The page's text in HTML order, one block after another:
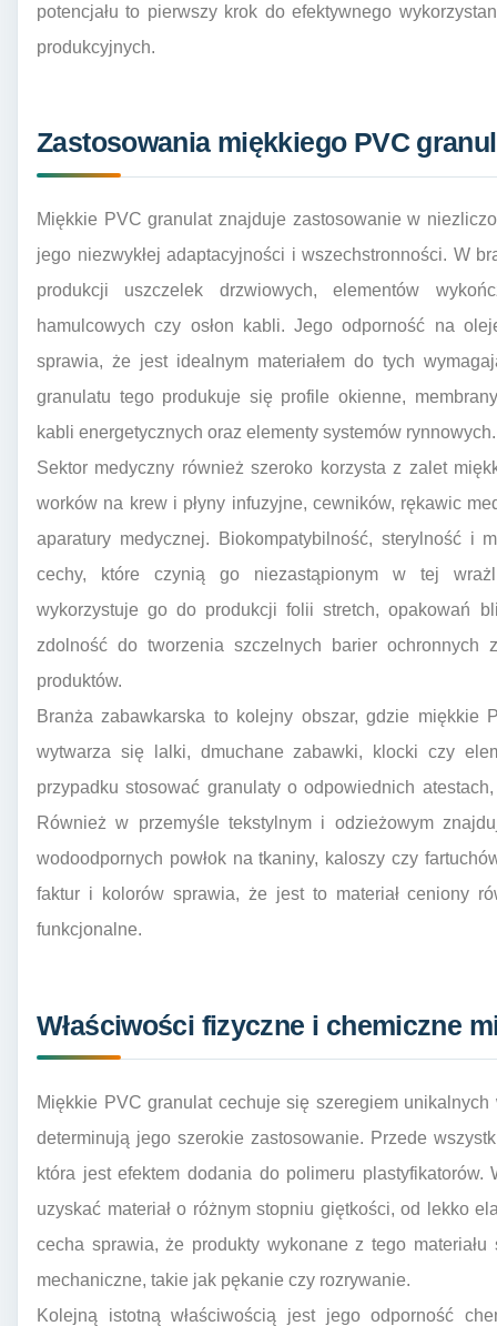
potencjału to pierwszy krok do efektywnego
produkcyjnych.
Zastosowania miękkiego PVC
Miękkie PVC granulat znajduje zastosowanie w
jego niezwykłej adaptacyjności i wszechstronności. W
produkcji uszczelek drzwiowych, elementów
hamulcowych czy osłon kabli. Jego odporność na
sprawia, że jest idealnym materiałem do tych
granulatu tego produkuje się profile okienne,
kabli energetycznych oraz elementy systemów rynnowych.
Sektor medyczny również szeroko korzysta z zalet
worków na krew i płyny infuzyjne, cewników, rękawic
aparatury medycznej. Biokompatybilność, sterylność i
cechy, które czynią go niezastąpionym w tej
wykorzystuje go do produkcji folii stretch, opakowań
zdolność do tworzenia szczelnych barier ochronnych
produktów.
Branża zabawkarska to kolejny obszar, gdzie miękkie
wytwarza się lalki, dmuchane zabawki, klocki czy
przypadku stosować granulaty o odpowiednich
Również w przemyśle tekstylnym i odzieżowym
wodoodpornych powłok na tkaniny, kaloszy czy
faktur i kolorów sprawia, że jest to materiał ceniony
funkcjonalne.
Właściwości fizyczne i chemiczne
Miękkie PVC granulat cechuje się szeregiem
determinują jego szerokie zastosowanie. Przede
która jest efektem dodania do polimeru
uzyskać materiał o różnym stopniu giętkości, od lekko
cecha sprawia, że produkty wykonane z tego
mechaniczne, takie jak pękanie czy rozrywanie.
Kolejną istotną właściwością jest jego odporność